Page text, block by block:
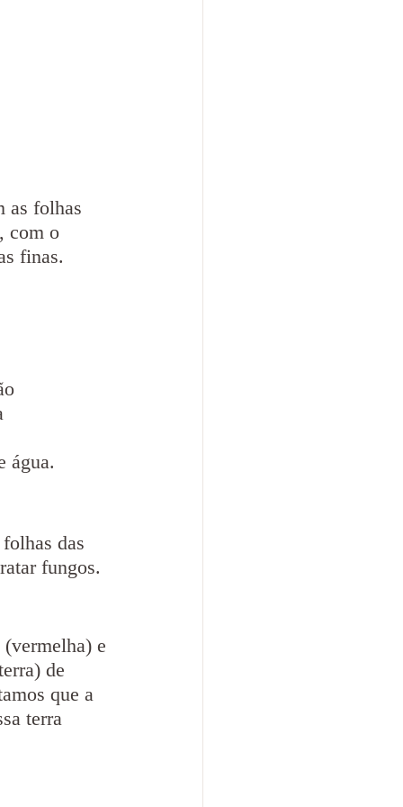
as folhas
com o
finas.
água.
das
fungos.
e
de
que a
terra